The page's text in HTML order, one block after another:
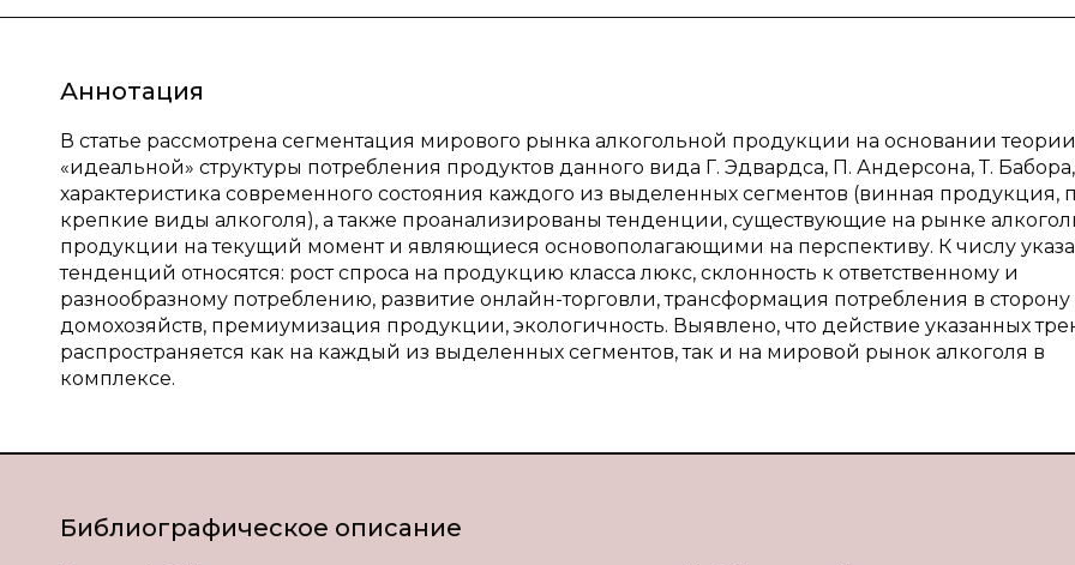
Аннотация
В статье рассмотрена сегментация мирового рынка алкогольной продукции на основании теории
«идеальной» структуры потребления продуктов данного вида Г. Эдвардса, П. Андерсона, Т.
характеристика современного состояния каждого из выделенных сегментов (винная продукция,
крепкие виды алкоголя), а также проанализированы тенденции, существующие на рынке
продукции на текущий момент и являющиеся основополагающими на перспективу. К числу
тенденций относятся: рост спроса на продукцию класса люкс, склонность к ответственному и
разнообразному потреблению, развитие онлайн-торговли, трансформация потребления в сторону
домохозяйств, премиумизация продукции, экологичность. Выявлено, что действие указанных
распространяется как на каждый из выделенных сегментов, так и на мировой рынок алкоголя в
комплексе.
Библиографическое описание